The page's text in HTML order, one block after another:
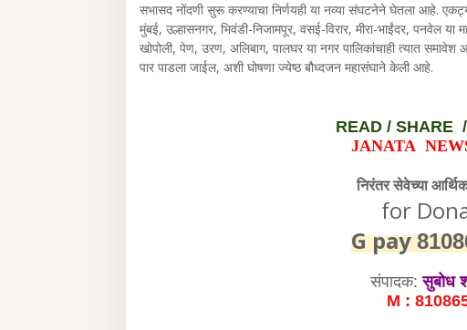
सभासद नोंदणी सुरू करण्याचा निर्णयही या नव्या संघटनेने घेतला आहे.
मुंबई, उल्हासनगर, भिवंडी-निजामपूर, वसई-विरार, मीरा-भाईंदर, पनवेल
खोपोली, पेण, उरण, अलिबाग, पालघर या नगर पालिकांचाही त्यात समावेश
पार पाडला जाईल, अशी घोषणा ज्येष्ठ बौध्दजन महासंघाने केली आहे.
READ / SHARE
JANATA
निरंतर सेवेच्या
for
G pay
संपादक:सुबोध
M :